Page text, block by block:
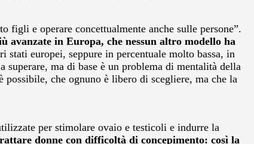
e operare concettualmente anche sulle persone”.
avanzate in Europa, che nessun altro modello ha
stati europei, seppure in percentuale molto bassa, in
ma di base è un problema di mentalità della
possibile, che ognuno è libero di scegliere, ma che la
per stimolare ovaio e testicoli e indurre la
donne con difficoltà di concepimento: così la